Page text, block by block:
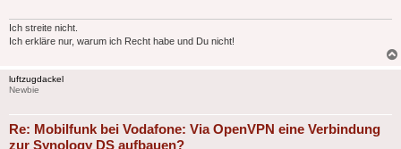
Ich streite nicht.
Ich erkläre nur, warum ich Recht habe und Du nicht!
luftzugdackel
Newbie
Re: Mobilfunk bei Vodafone: Via OpenVPN eine Verbindung
zur Synology DS aufbauen?